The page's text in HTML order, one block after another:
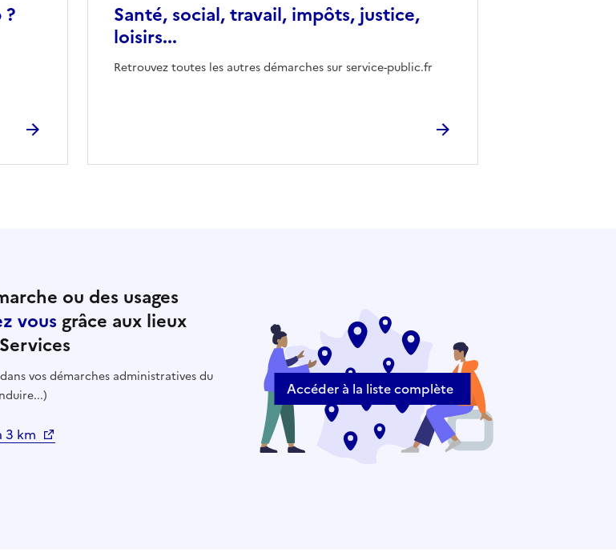
Santé, social, travail, impôts, justice,
loisirs...
Retrouvez toutes les autres démarches sur service-public.fr
ou des usages
vous grâce aux lieux
vos démarches administratives du
3 km
Accéder à la liste complète